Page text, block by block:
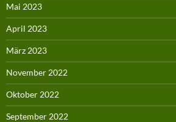
Mai 2023
April 2023
März 2023
November 2022
Oktober 2022
September 2022